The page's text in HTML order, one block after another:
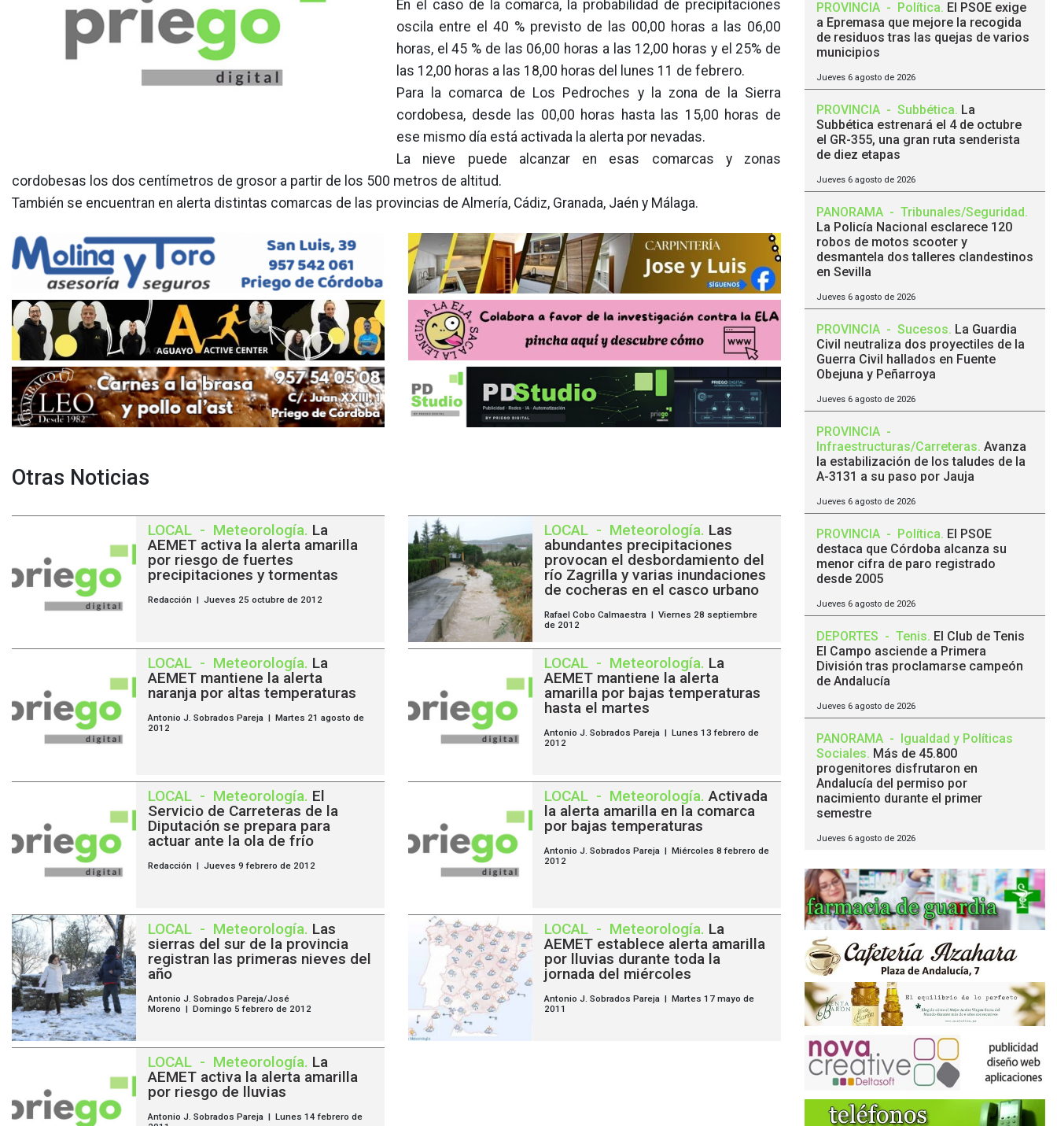
En el caso de la comarca, la probabilidad de precipitaciones
oscila entre el 40 % previsto de las 00,00 horas a las 06,00
horas, el 45 % de las 06,00 horas a las 12,00 horas y el 25% de
las 12,00 horas a las 18,00 horas del lunes 11 de febrero.
Para la comarca de Los Pedroches y la zona de la Sierra
cordobesa, desde las 00,00 horas hasta las 15,00 horas de
ese mismo día está activada la alerta por nevadas.
La nieve puede alcanzar en esas comarcas y zonas
cordobesas los dos centímetros de grosor a partir de los 500 metros de altitud.
También se encuentran en alerta distintas comarcas de las provincias de Almería, Cádiz, Granada, Jaén y Málaga.
Otras Noticias
LOCAL - Meteorología. La
AEMET activa la alerta amarilla
por riesgo de fuertes
precipitaciones y tormentas
Redacción | Jueves 25 octubre de 2012
LOCAL - Meteorología. Las
abundantes precipitaciones
provocan el desbordamiento del
río Zagrilla y varias inundaciones
de cocheras en el casco urbano
Rafael Cobo Calmaestra | Viernes 28 septiembre
de 2012
LOCAL - Meteorología. La
AEMET mantiene la alerta
naranja por altas temperaturas
Antonio J. Sobrados Pareja | Martes 21 agosto de
2012
LOCAL - Meteorología. La
AEMET mantiene la alerta
amarilla por bajas temperaturas
hasta el martes
Antonio J. Sobrados Pareja | Lunes 13 febrero de
2012
LOCAL - Meteorología. El
Servicio de Carreteras de la
Diputación se prepara para
actuar ante la ola de frío
Redacción | Jueves 9 febrero de 2012
LOCAL - Meteorología. Activada
la alerta amarilla en la comarca
por bajas temperaturas
Antonio J. Sobrados Pareja | Miércoles 8 febrero de
2012
LOCAL - Meteorología. Las
sierras del sur de la provincia
registran las primeras nieves del
año
Antonio J. Sobrados Pareja/José
Moreno | Domingo 5 febrero de 2012
LOCAL - Meteorología. La
AEMET establece alerta amarilla
por lluvias durante toda la
jornada del miércoles
Antonio J. Sobrados Pareja | Martes 17 mayo de
2011
LOCAL - Meteorología. La
AEMET activa la alerta amarilla
por riesgo de lluvias
Antonio J. Sobrados Pareja | Lunes 14 febrero de
PROVINCIA - Política. El PSOE exige
a Epremasa que mejore la recogida
de residuos tras las quejas de varios
municipios
Jueves 6 agosto de 2026
PROVINCIA - Subbética. La
Subbética estrenará el 4 de octubre
el GR-355, una gran ruta senderista
de diez etapas
Jueves 6 agosto de 2026
PANORAMA - Tribunales/Seguridad.
La Policía Nacional esclarece 120
robos de motos scooter y
desmantela dos talleres clandestinos
en Sevilla
Jueves 6 agosto de 2026
PROVINCIA - Sucesos. La Guardia
Civil neutraliza dos proyectiles de la
Guerra Civil hallados en Fuente
Obejuna y Peñarroya
Jueves 6 agosto de 2026
PROVINCIA -
Infraestructuras/Carreteras. Avanza
la estabilización de los taludes de la
A-3131 a su paso por Jauja
Jueves 6 agosto de 2026
PROVINCIA - Política. El PSOE
destaca que Córdoba alcanza su
menor cifra de paro registrado
desde 2005
Jueves 6 agosto de 2026
DEPORTES - Tenis. El Club de Tenis
El Campo asciende a Primera
División tras proclamarse campeón
de Andalucía
Jueves 6 agosto de 2026
PANORAMA -
Igualdad y Políticas
Sociales. Más de 45.800
progenitores disfrutaron en
Andalucía del permiso por
nacimiento durante el primer
semestre
Jueves 6 agosto de 2026